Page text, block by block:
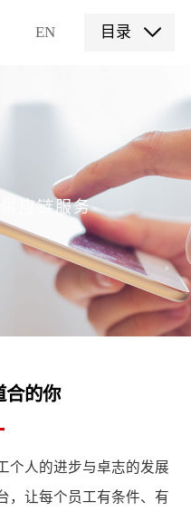
EN 目录
应链服务
合的你
个人的进步与卓志的发展
，让每个员工有条件、有